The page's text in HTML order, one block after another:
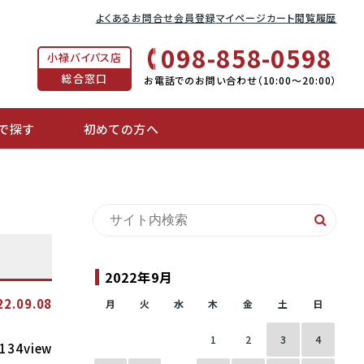
よくあるお問合せ会員登録マイページカート閲覧履歴
小禄バイパス店
総合窓口
098-858-0598
お電話でのお問い合わせ（10:00〜20:00）
探す 初めての方へ
134view
2022年9月
月 火 水 木 金 土 日
1 2 3 4